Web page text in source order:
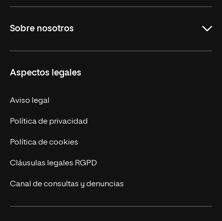
Maestrías
Sobre nosotros
Trabaja en UNIR
Actualidad UNIR
Contáctanos
Aspectos legales
Aviso legal
Política de privacidad
Política de cookies
Cláusulas legales RGPD
Canal de consultas y denuncias